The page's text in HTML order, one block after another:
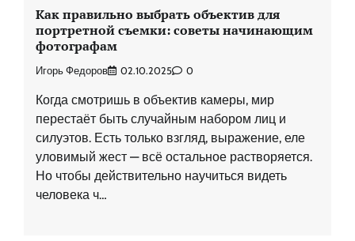
Как правильно выбрать объектив для
портретной съемки: советы начинающим
фотографам
Игорь Федоров 02.10.2025 0
Когда смотришь в объектив камеры, мир
перестаёт быть случайным набором лиц и
силуэтов. Есть только взгляд, выражение, еле
уловимый жест — всё остальное растворяется.
Но чтобы действительно научиться видеть
человека ч…